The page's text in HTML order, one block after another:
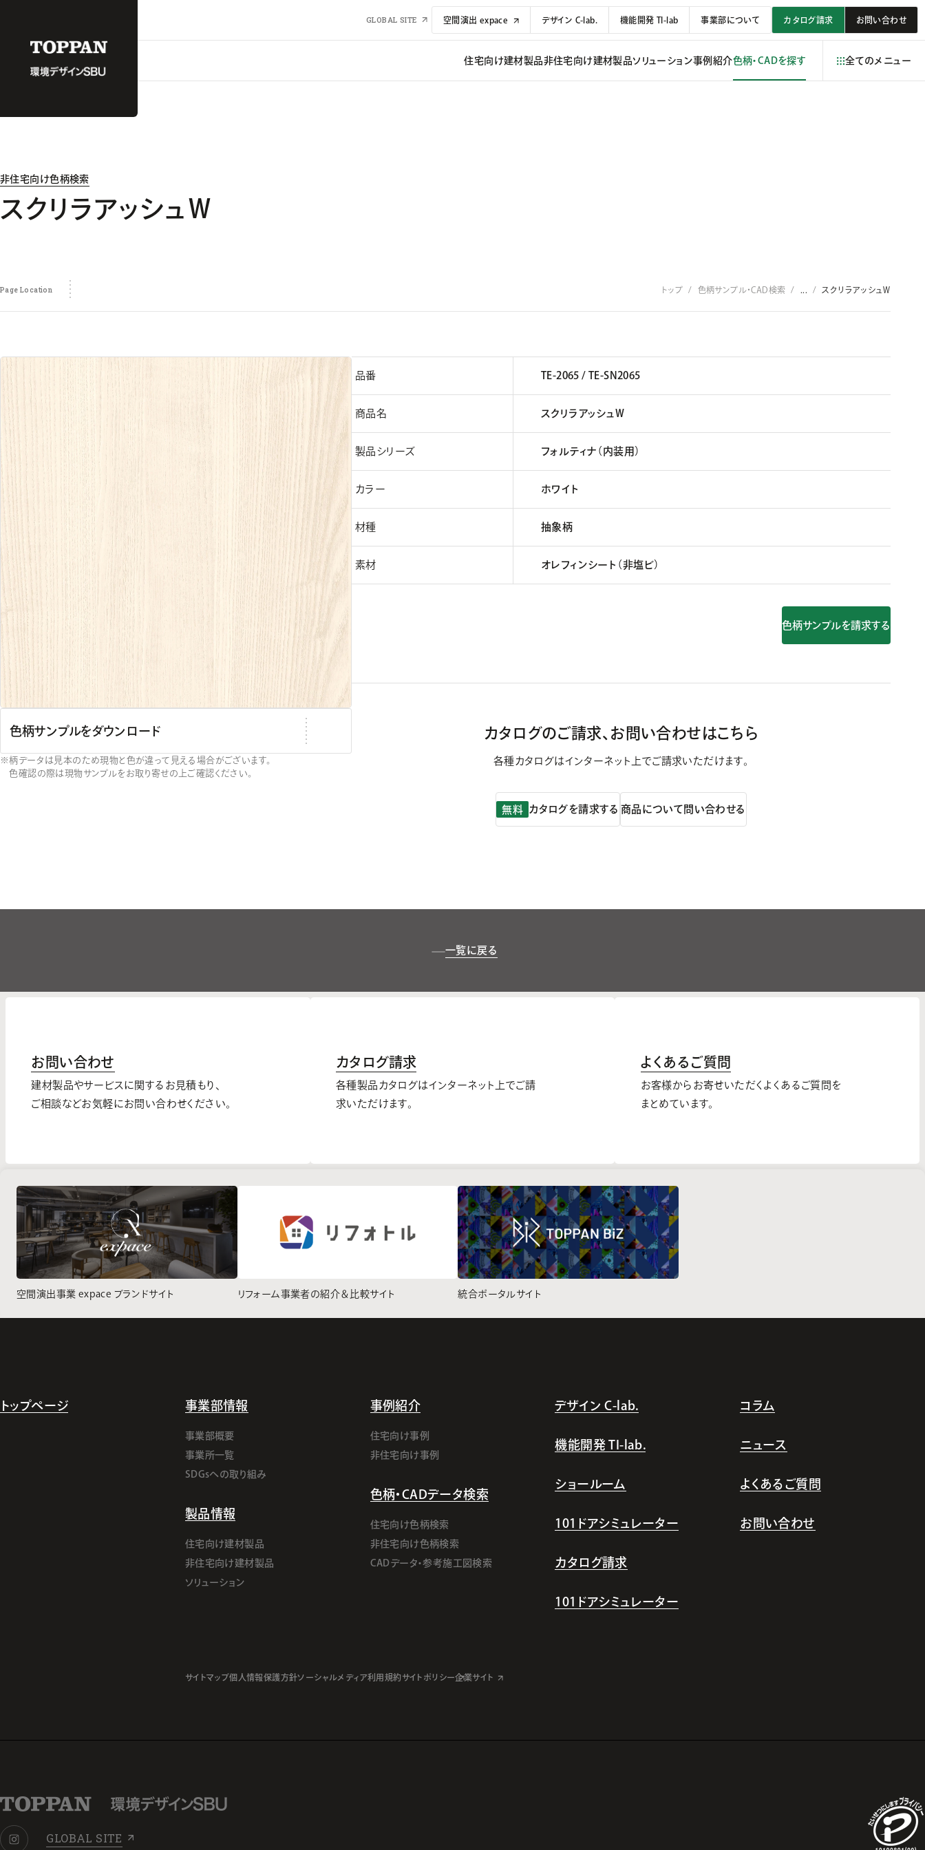
GLOBAL SITE 空間演出 expace デザイン C-lab. 機能開発 TI-lab 事業部について カタログ請求 お問い合わせ
住宅向け建材​​製品非住宅向け建材​​製品ソリューション事例紹介色柄・CADを探す 全てのメニュー
非住宅向け色柄検索
スクリラアッシュＷ
Page Location トップ 色柄サンプル・CAD検索 スクリラアッシュＷ
色柄サンプルをダウンロード
柄データは見本のため現物と色が違って見える場合がございます。
色確認の際は現物サンプルをお取り寄せの上ご確認ください。
品番 TE-2065 / TE-SN2065
商品名 スクリラアッシュＷ
製品シリーズ フォルティナ（内装用）
カラー ホワイト
材種 抽象柄
素材 オレフィンシート（非塩ビ）
色柄サンプルを請求する
カタログのご請求、 お問い合わせはこちら
各種カタログはインターネット上でご請求いただけます。
無料 カタログを請求する 商品について問い合わせる
一覧に戻る
お問い合わせ
建材製品やサービスに関するお見積もり、
ご相談などお気軽にお問い合わせください。
カタログ請求
各種製品カタログはインターネット上でご請
求いただけます。
よくあるご質問
お客様からお寄せいただくよくあるご質問を
まとめています。
空間演出事業 expace ブランドサイト リフォーム事業者の紹介＆比較サイト 統合ポータルサイト
トップページ 事業部情報
事業部概要
事業所一覧
SDGsへの取り組み
製品情報
住宅向け建材製品
非住宅向け建材製品
ソリューション
事例紹介
住宅向け事例
非住宅向け事例
色柄・CADデータ検索
住宅向け色柄検索
非住宅向け色柄検索
CADデータ・参考施工図検索
デザイン C-lab.
機能開発 TI-lab.
ショールーム
101ドアシミュレーター
カタログ請求
101ドアシミュレーター
コラム
ニュース
よくあるご質問
お問い合わせ
サイトマップ個人情報保護方針ソーシャルメディア利用規約サイトポリシー企業サイト
GLOBAL SITE